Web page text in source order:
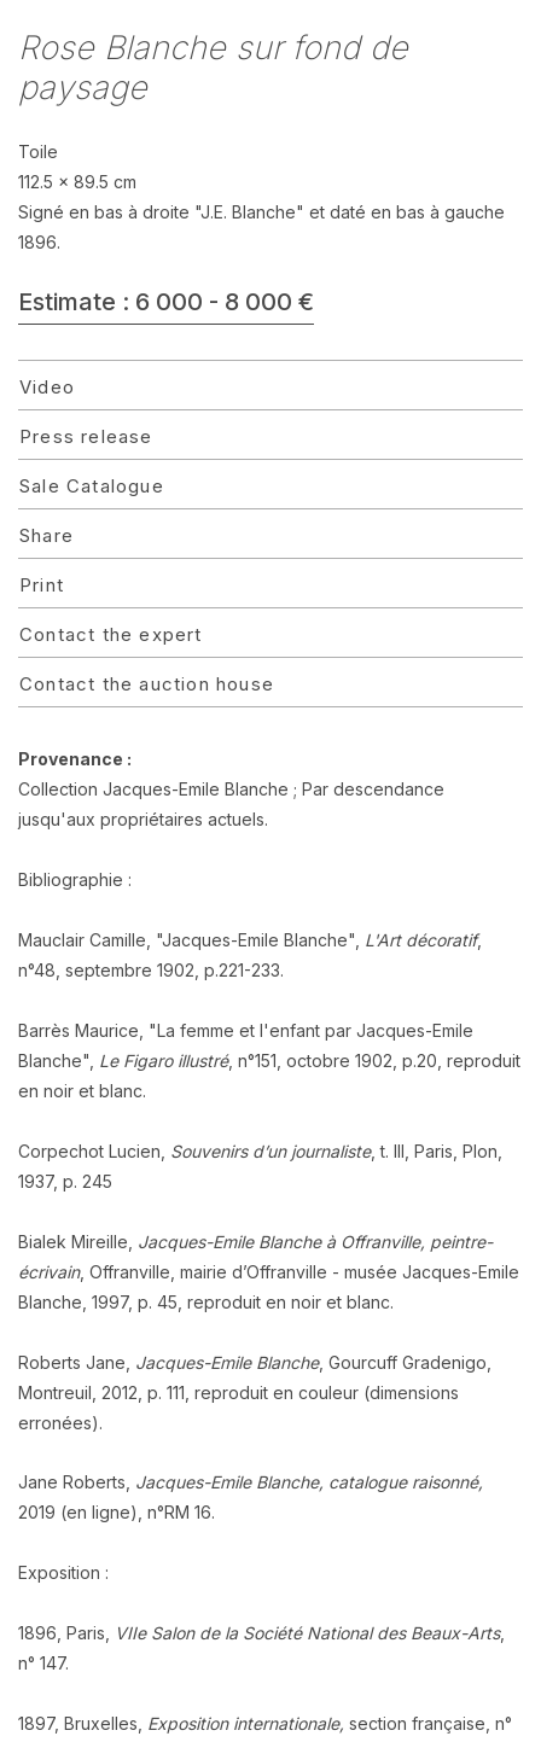
Rose Blanche sur fond de
paysage
Toile
112.5 x 89.5 cm
Signé en bas à droite "J.E. Blanche" et daté en bas à gauche
1896.
Estimate : 6 000 - 8 000 €
Video
Press release
Sale Catalogue
Share
Print
Contact the expert
Contact the auction house
Provenance :
Collection Jacques-Emile Blanche ; Par descendance
jusqu'aux propriétaires actuels.
Bibliographie :
Mauclair Camille, "Jacques-Emile Blanche", L'Art décoratif,
n°48, septembre 1902, p.221-233.
Barrès Maurice, "La femme et l'enfant par Jacques-Emile
Blanche", Le Figaro illustré, n°151, octobre 1902, p.20, reproduit
en noir et blanc.
Corpechot Lucien, Souvenirs d’un journaliste, t. III, Paris, Plon,
1937, p. 245
Bialek Mireille, Jacques-Emile Blanche à Offranville, peintre-
écrivain, Offranville, mairie d’Offranville - musée Jacques-Emile
Blanche, 1997, p. 45, reproduit en noir et blanc.
Roberts Jane, Jacques-Emile Blanche, Gourcuff Gradenigo,
Montreuil, 2012, p. 111, reproduit en couleur (dimensions
erronées).
Jane Roberts, Jacques-Emile Blanche, catalogue raisonné,
2019 (en ligne), n°RM 16.
Exposition :
1896, Paris, VIIe Salon de la Société National des Beaux-Arts,
n° 147.
1897, Bruxelles, Exposition internationale, section française, n°